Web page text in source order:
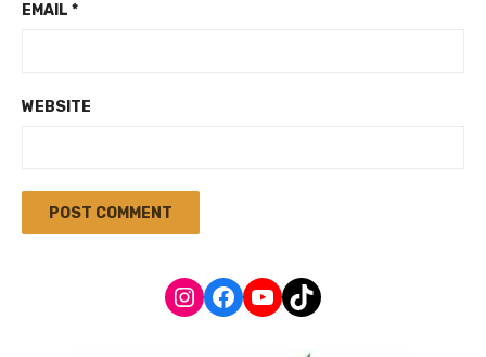
EMAIL *
WEBSITE
Instagram
Facebook
YouTube
TikTok